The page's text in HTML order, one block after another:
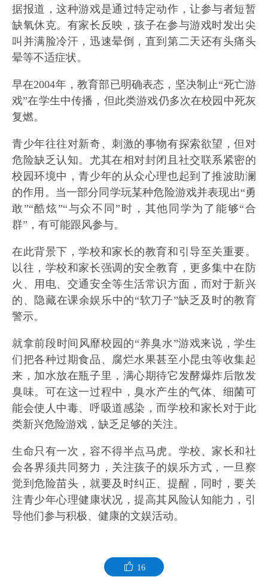
据报道，这种游戏是通过特定动作，让参与者短暂
缺氧休克。有家长反映，孩子在参与游戏时发出尖
叫并满脸冷汗，迅速晕倒，直到第二天还有头痛头
晕等不适症状。
早在2004年，教育部已明确表态，坚决制止“死亡游
戏”在学生中传播，但此类游戏仍多次在校园中死灰
复燃。
青少年往往对新奇、刺激的事物有探索欲望，但对
危险缺乏认知。尤其在相对封闭且社交联系紧密的
校园环境中，青少年的从众心理也起到了推波助澜
的作用。当一部分同学玩某种危险游戏并表现出“勇
敢”“酷炫”“与众不同”时，其他同学为了能够“合
群”，有可能跟风参与。
在此背景下，学校和家长的教育和引导至关重要。
以往，学校和家长强调的安全教育，更多集中在防
火、用电、交通安全等生活常识方面，而对于新兴
的、隐藏在课余娱乐中的“软刀子”缺乏及时的教育
警示。
就拿前段时间风靡校园的“养臭水”游戏来说，学生
们把各种过期食品、腐烂水果甚至小昆虫等收集起
来，加水放在瓶子里，满心期待它发酵爆炸后散发
臭味。可在这一过程中，臭水产生的气体、细菌可
能会使人中毒、呼吸道感染，而学校和家长对于此
类新兴危险游戏，缺乏足够的关注。
生命只有一次，容不得半点马虎。学校、家长和社
会各界须共同努力，关注孩子的娱乐方式，一旦察
觉到危险苗头，就要及时纠正、提醒，同时，要关
注青少年心理健康状况，提高其风险认知能力，引
导他们参与积极、健康的文娱活动。
16